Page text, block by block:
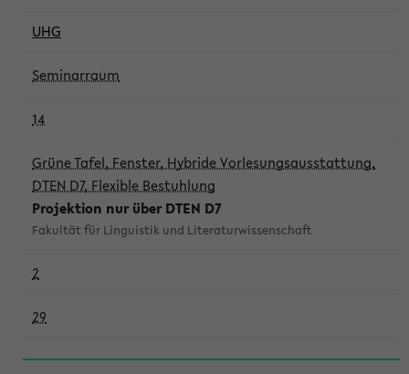
UHG
Seminarraum
14
Grüne Tafel, Fenster, Hybride Vorlesungsausstattung,
DTEN D7, Flexible Bestuhlung
Projektion nur über DTEN D7
Fakultät für Linguistik und Literaturwissenschaft
2
29